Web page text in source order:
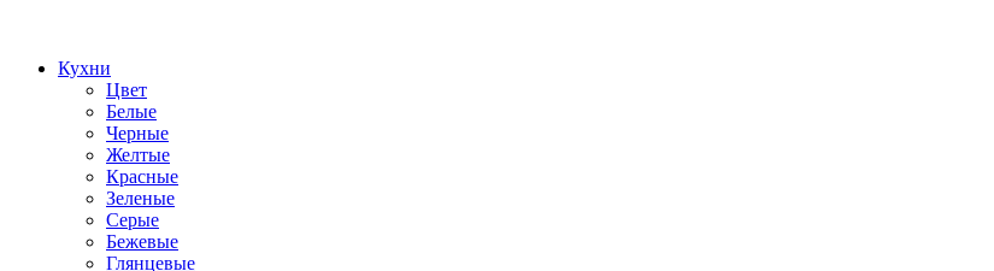
Кухни
Цвет
Белые
Черные
Желтые
Красные
Зеленые
Серые
Бежевые
Глянцевые